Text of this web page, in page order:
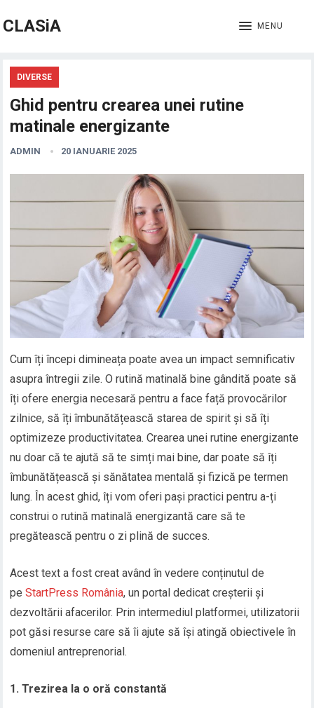
CLASiA MENU
DIVERSE
Ghid pentru crearea unei rutine
matinale energizante
ADMIN 20 IANUARIE 2025
Cum îți începi dimineața poate avea un impact semnificativ
asupra întregii zile. O rutină matinală bine gândită poate să
îți ofere energia necesară pentru a face față provocărilor
zilnice, să îți îmbunătățească starea de spirit și să îți
optimizeze productivitatea. Crearea unei rutine energizante
nu doar că te ajută să te simți mai bine, dar poate să îți
îmbunătățească și sănătatea mentală și fizică pe termen
lung. În acest ghid, îți vom oferi pași practici pentru a-ți
construi o rutină matinală energizantă care să te
pregătească pentru o zi plină de succes.
Acest text a fost creat având în vedere conținutul de
peStartPress România, un portal dedicat creșterii și
dezvoltării afacerilor. Prin intermediul platformei, utilizatorii
pot găsi resurse care să îi ajute să își atingă obiectivele în
domeniul antreprenorial.
1. Trezirea la o oră constantă